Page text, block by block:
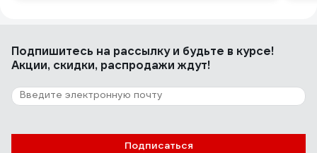
Подпишитесь на рассылкуи будьте в курсе!
Акции, скидки, распродажи ждут!
Подписаться